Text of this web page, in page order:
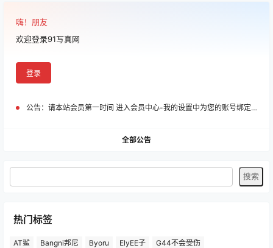
嗨！朋友
欢迎登录91写真网
登录
公告： 请本站会员第一时间 进入会员中心-我的设置中为您的账号绑定邮箱!
全部公告
热门标签
AT鲨 Bangni邦尼 Byoru ElyEE子 G44不会受伤